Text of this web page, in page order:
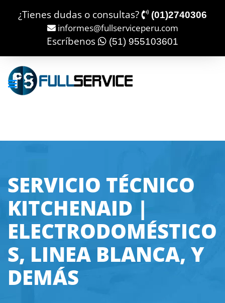
¿Tienes dudas o consultas? (01)2740306
informes@fullserviceperu.com
Escríbenos (51) 955103601
SERVICIO TÉCNICO
KITCHENAID |
ELECTRODOMÉSTICO
S, LINEA BLANCA, Y
DEMÁS